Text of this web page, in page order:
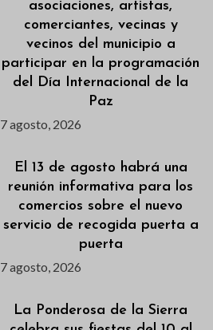
asociaciones, artistas,
comerciantes, vecinas y
vecinos del municipio a
participar en la programación
del Día Internacional de la
Paz
7 agosto, 2026
El 13 de agosto habrá una
reunión informativa para los
comercios sobre el nuevo
servicio de recogida puerta a
puerta
7 agosto, 2026
La Ponderosa de la Sierra